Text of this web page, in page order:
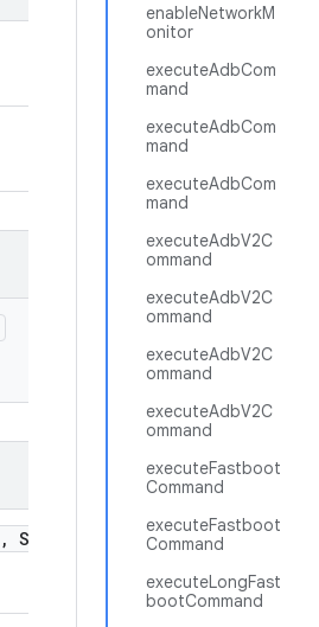
enableNetworkM
onitor
executeAdbCom
mand
executeAdbCom
mand
executeAdbCom
mand
executeAdbV2C
ommand
executeAdbV2C
ommand
executeAdbV2C
ommand
executeAdbV2C
ommand
executeFastboot
Command
executeFastboot
Command
executeLongFast
bootCommand
, String extraArgs)